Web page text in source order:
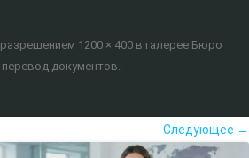
1200 × 400 в галерее Бюро
документов
Следующее →